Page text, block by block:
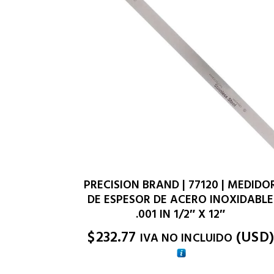
PRECISION BRAND | 77120 |
DE ESPESOR DE ACERO INOXIDABLE
.001 IN 1/2″ X 12″
$232.77 IVA NO INCLUIDO (USD)